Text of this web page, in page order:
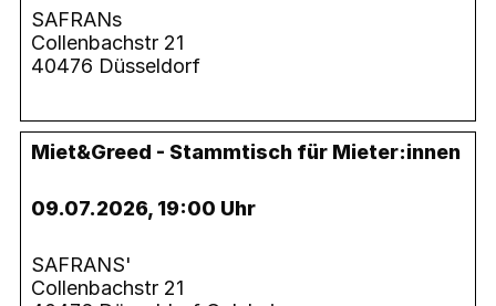
SAFRANs
Collenbachstr 21
40476 Düsseldorf
Miet&Greed - Stammtisch für Mieter:innen
09.07.2026, 19:00 Uhr
SAFRANS'
Collenbachstr 21